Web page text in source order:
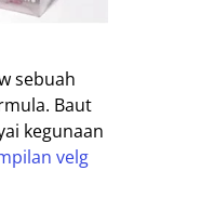
sebuah
Baut
kegunaan
velg